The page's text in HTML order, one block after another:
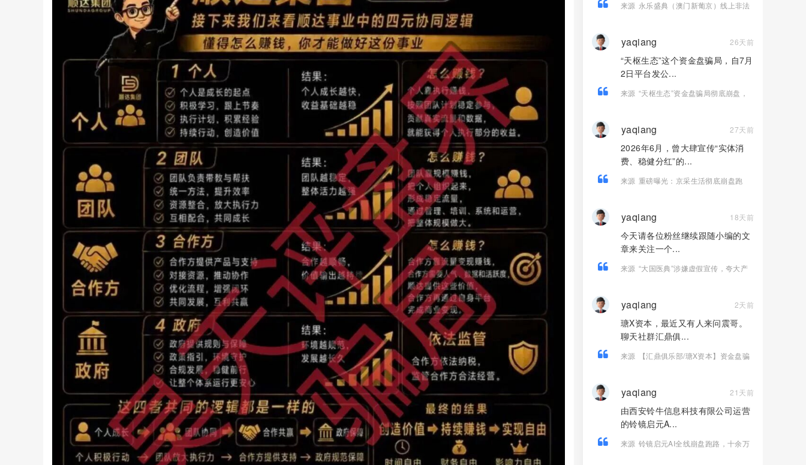
来源 永乐盛典（澳门新葡京）线上非法
yaqiang 26天前
“天枢生态”这个资金盘骗局，自7月
2日平台发公...
来源 “天枢生态”资金盘骗局彻底崩盘，
yaqiang 27天前
2026年6月，曾大肆宣传“实体消
费、稳健分红”的...
来源 重磅曝光：京采生活彻底崩盘跑
yaqiang 18天前
今天请各位粉丝继续跟随小编的文
章来关注一个...
来源 “大国医典”涉嫌虚假宣传，夸大产
yaqiang 2天前
瑭X资本，最近又有人来问震哥。
聊天社群汇鼎俱...
来源
【汇鼎俱乐部/瑭X资本】资金盘骗
yaqiang 21天前
由西安铃牛信息科技有限公司运营
的铃镜启元A...
来源 铃镜启元AI全线崩盘跑路，十余万